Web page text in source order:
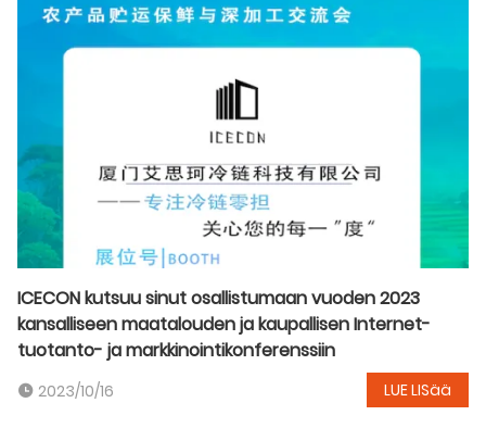
ICECON kutsuu sinut osallistumaan vuoden 2023
kansalliseen maatalouden ja kaupallisen Internet-
tuotanto- ja markkinointikonferenssiin
2023/10/16 LUE LISää